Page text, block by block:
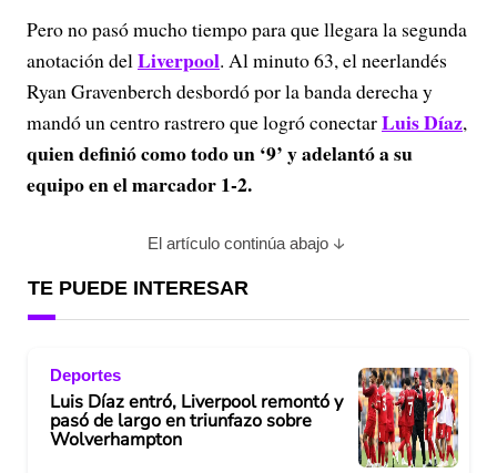
Pero no pasó mucho tiempo para que llegara la segunda
anotación delLiverpool. Al minuto 63, el neerlandés
Ryan Gravenberch desbordó por la banda derecha y
mandó un centro rastrero que logró conectarLuis Díaz,
quien definió como todo un ‘9’ y adelantó a su
equipo en el marcador 1-2.
El artículo continúa abajo
TE PUEDE INTERESAR
Deportes
Luis Díaz entró, Liverpool remontó y
pasó de largo en triunfazo sobre
Wolverhampton